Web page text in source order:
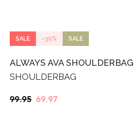
SALE -30% SALE
ALWAYS AVA SHOULDERBAG
SHOULDERBAG
99.95 Oorspronkelijke
69.97